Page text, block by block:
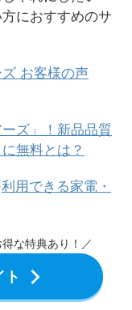
におすすめのサ
お客様の声
ズ」！新品品質
無料とは？
利用できる家電・
な特典あり！／
ト